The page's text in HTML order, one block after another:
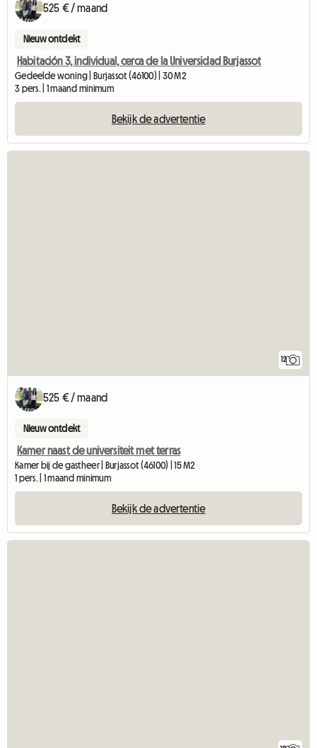
525 € / maand
Nieuw ontdekt
Habitación 3, individual, cerca de la Universidad Burjassot
Gedeelde woning | Burjassot (46100) | 30 M2
3 pers. | 1 maand minimum
Bekijk de advertentie
12
525 € / maand
Nieuw ontdekt
Kamer naast de universiteit met terras
Kamer bij de gastheer | Burjassot (46100) | 15 M2
1 pers. | 1 maand minimum
Bekijk de advertentie